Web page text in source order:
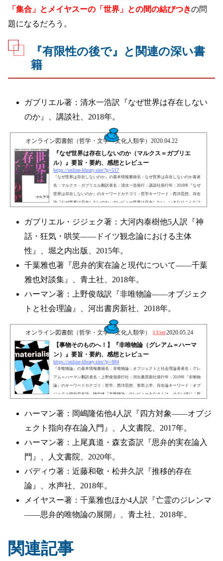
「集合」とメイヤスーの「世界」との間の結びつきの問
題になるだろう。
『有限性の後で』と関連の深い書
籍
ガブリエル著：清水一浩訳『なぜ世界は存在しない
のか』、講談社、2018年。
オンライン図書館（哲学・文学・文化人類学）2020.04.22
『なぜ世界は存在しないのか（マルクス＝ガブリエ
ル）』要旨・要約、感想とレビュー
https://online-library.site/?p=517
『なぜ世界は存在しないのか』の基本情報書籍名：なぜ世界は存在しないのか著者
名：マルクス・ガブリエル翻訳者名：清水一浩発行：講談社発行年：2018年『なぜ
世界は存在しないのか』のキーワードカテゴリ：哲学キーワード：西洋思想、存在
論『なぜ世界は存在しないのか』のレビュー世界は存在しない。いきなりこんなフ
（そして気がついたら本書を購入していた）。そして疑問に思うはずだ。「いやい
ガブリエル・ジジェク著：大河内泰樹他5人訳『神
話・狂気・哄笑——ドイツ観念論における主体
性』、堀之内出版、2015年。
千葉雅也著『思弁的実在論と現代について——千葉
雅也対談集』、青土社、2018年。
ハーマン著：上野俊哉訳『非唯物論——オブジェク
トと社会理論』、河出書房新社、2018年。
オンライン図書館（哲学・文学・文化人類学） 1 User2020.05.24
【事物そのものへ！】『非唯物論（グレアム＝ハーマ
ン）』要旨・要約、感想とレビュー
https://online-library.site/?p=884
『非唯物論』の基本情報書籍名：非唯物論：オブジェクトと社会理論著者名：グレ
アム＝ハーマン翻訳者名：上野俊哉発行社：河出書房新社発行年：2019年『非唯物
論』のキーワードカテゴリ：哲学、西洋思想、形而上学、存在論キーワード：オブ
ジェクト指向存在論、物自体『非唯物論』のレビューみなさんは、小さい頃に「死
る」私が「いなくなる」。考えただけで背筋が凍る話である。この恐怖を感じると
ハーマン著：岡嶋隆佑他4人訳『四方対象——オブジ
ェクト指向存在論入門』、人文書院、2017年。
ハーマン著：上尾真道・森玄斎訳『思弁的実在論入
門』、人文書院、2020年。
バディウ著：近藤和敬・松井久訳『推移的存在
論』、水声社、2018年。
メイヤスー著：千葉雅也ほか4人訳『亡霊のジレンマ
——思弁的唯物論の展開』、青土社、2018年。
関連記事